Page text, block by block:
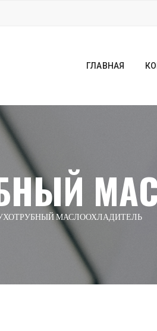
ГЛАВНАЯ
МАСЛООХЛАДИТЕЛЬ